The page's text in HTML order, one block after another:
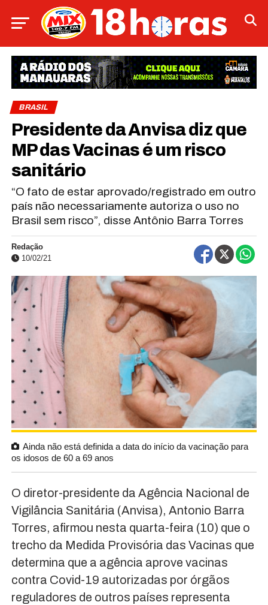
BRASIL
Presidente da Anvisa diz que
MP das Vacinas é um risco
sanitário
“O fato de estar aprovado/registrado em outro
país não necessariamente autoriza o uso no
Brasil sem risco”, disse Antônio Barra Torres
Redação
10/02/21
Ainda não está definida a data do início da vacinação para
os idosos de 60 a 69 anos
O diretor-presidente da Agência Nacional de
Vigilância Sanitária (Anvisa), Antonio Barra
Torres, afirmou nesta quarta-feira (10) que o
trecho da Medida Provisória das Vacinas que
determina que a agência aprove vacinas
contra Covid-19 autorizadas por órgãos
reguladores de outros países representa